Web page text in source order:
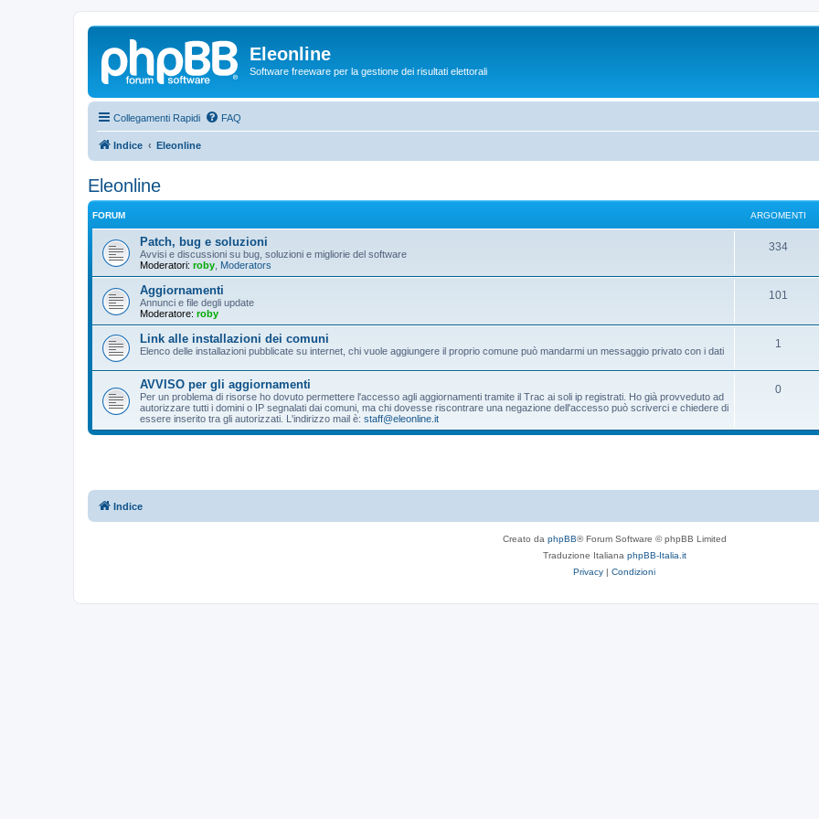
Eleonline
Software freeware per la gestione dei risultati elettorali
Collegamenti Rapidi FAQ
Indice Eleonline
Eleonline
FORUM ARGOMENTI
Patch, bug e soluzioni
Avvisi e discussioni su bug, soluzioni e migliorie del software
Moderatori: roby Moderators
334
Aggiornamenti
Annunci e file degli update
Moderatore: roby
101
Link alle installazioni dei comuni
Elenco delle installazioni pubblicate su internet, chi vuole aggiungere il proprio comune può mandarmi un messaggio privato con i dati
1
AVVISO per gli aggiornamenti
Per un problema di risorse ho dovuto permettere l'accesso agli aggiornamenti tramite il Trac ai soli ip registrati. Ho già provveduto ad
autorizzare tutti i domini o IP segnalati dai comuni, ma chi dovesse riscontrare una negazione dell'accesso può scriverci e chiedere di
essere inserito tra gli autorizzati. L'indirizzo mail è: staff@eleonline.it
0
Indice
Creato da phpBB® Forum Software © phpBB Limited
Traduzione Italiana phpBB-Italia.it
Privacy | Condizioni